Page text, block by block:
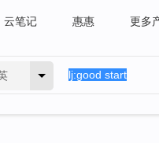
云笔记 惠惠 更多